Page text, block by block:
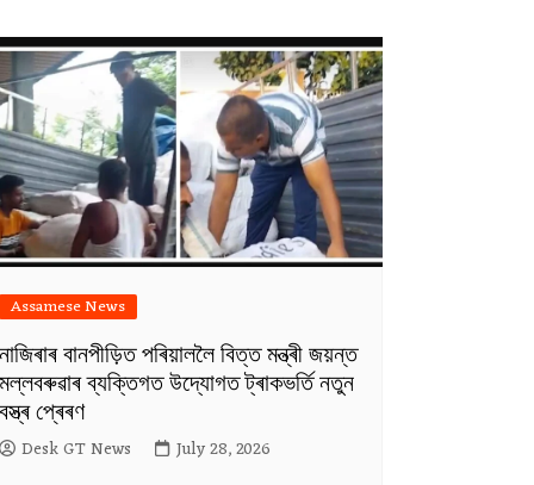
Assamese News
বানপীড়িত পৰিয়াললৈ বিত্ত মন্ত্ৰী জয়ন্ত
ব্যক্তিগত উদ্যোগত ট্ৰাকভৰ্তি নতুন
প্ৰেৰণ
Desk GT News July 28, 2026